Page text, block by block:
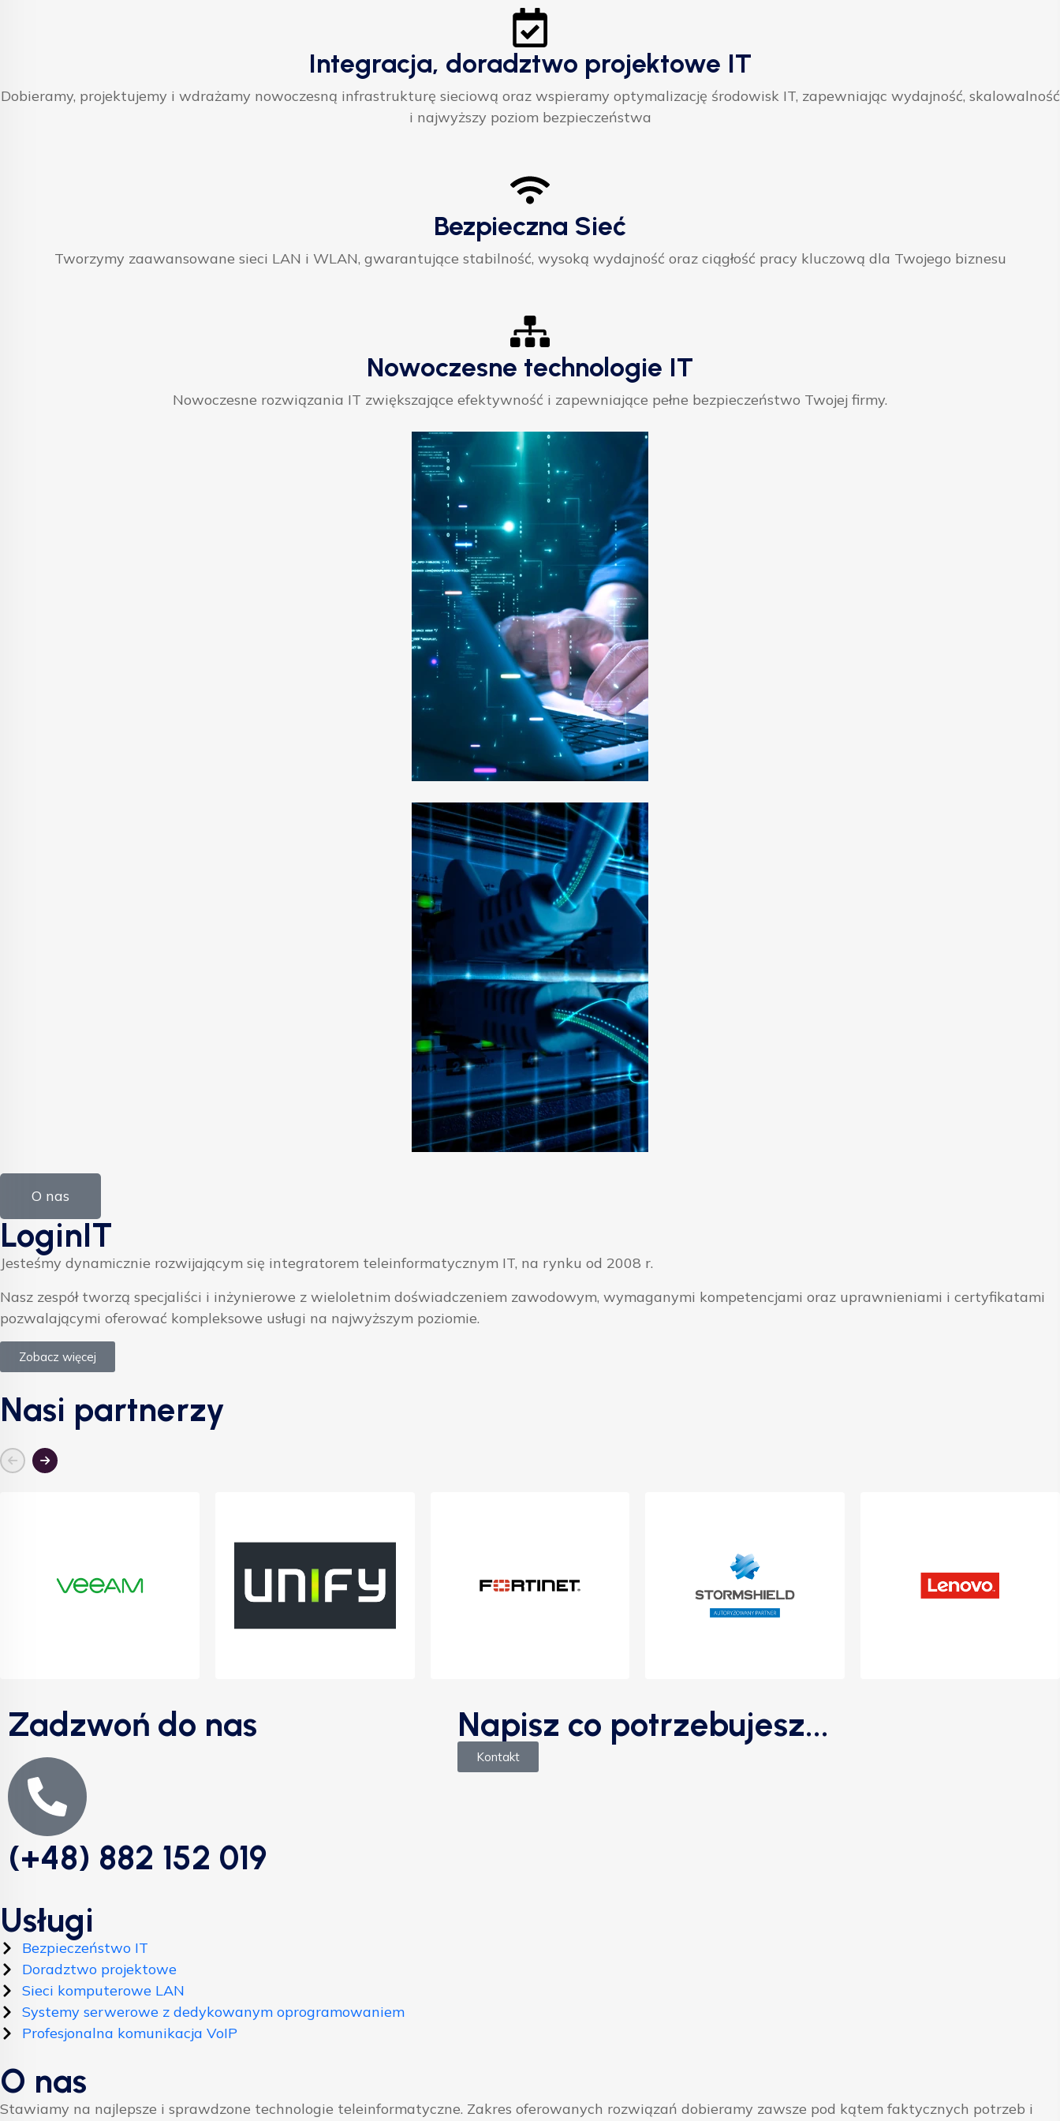
Integracja, doradztwo projektowe IT
Dobieramy, projektujemy i wdrażamy nowoczesną infrastrukturę sieciową oraz wspieramy optymalizację środowisk IT, zapewniając wydajność, skalowalność
i najwyższy poziom bezpieczeństwa
Bezpieczna Sieć
Tworzymy zaawansowane sieci LAN i WLAN, gwarantujące stabilność, wysoką wydajność oraz ciągłość pracy kluczową dla Twojego biznesu
Nowoczesne technologie IT
Nowoczesne rozwiązania IT zwiększające efektywność i zapewniające pełne bezpieczeństwo Twojej firmy.
O nas
LoginIT
Jesteśmy dynamicznie rozwijającym się integratorem teleinformatycznym IT, na rynku od 2008 r.
Nasz zespół tworzą specjaliści i inżynierowe z wieloletnim doświadczeniem zawodowym, wymaganymi kompetencjami oraz uprawnieniami i certyfikatami
pozwalającymi oferować kompleksowe usługi na najwyższym poziomie.
Zobacz więcej
Nasi partnerzy
Zadzwoń do nas
(+48) 882 152 019
Napisz co potrzebujesz...
Kontakt
Usługi
Bezpieczeństwo IT
Doradztwo projektowe
Sieci komputerowe LAN
Systemy serwerowe z dedykowanym oprogramowaniem
Profesjonalna komunikacja VoIP
O nas
Stawiamy na najlepsze i sprawdzone technologie teleinformatyczne. Zakres oferowanych rozwiązań dobieramy zawsze pod kątem faktycznych potrzeb i